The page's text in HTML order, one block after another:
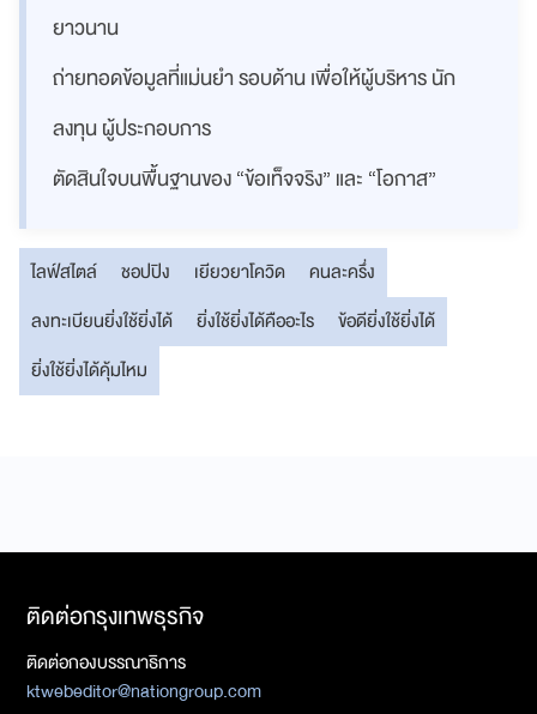
ยาวนาน
ถ่ายทอดข้อมูลที่แม่นยำ รอบด้าน เพื่อให้ผู้บริหาร นัก
ลงทุน ผู้ประกอบการ
ตัดสินใจบนพื้นฐานของ “ข้อเท็จจริง” และ “โอกาส”
ไลฟ์สไตล์ ชอปปิง เยียวยาโควิด
คนละครึ่ง
ลงทะเบียนยิ่งใช้ยิ่งได้
ยิ่งใช้ยิ่งได้คืออะไร
ข้อดียิ่งใช้ยิ่งได้
ยิ่งใช้ยิ่งได้คุ้มไหม
ติดต่อกรุงเทพธุรกิจ
ติดต่อกองบรรณาธิการ
ktwebeditor@nationgroup.com